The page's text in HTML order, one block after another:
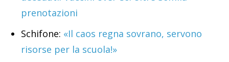
prenotazioni
Schifone: «Il caos regna sovrano, servono
risorse per la scuola!»